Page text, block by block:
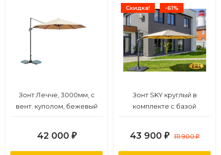
Зонт Лечче, 3000мм, с
вент. куполом, бежевый
42 000 ₽
Скидка! -61%
Зонт SKY круглый в
комплекте с базой
43 900 ₽ 111 900₽